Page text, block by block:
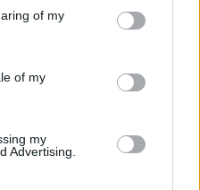
of my
of my
my
Advertising.
Teksti:
Toimitus